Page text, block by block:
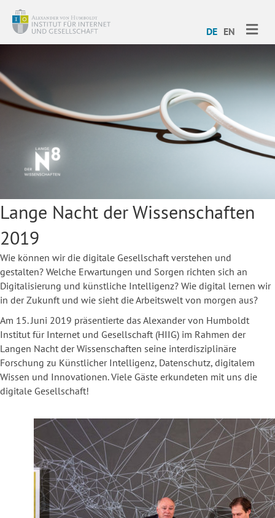
DE EN
Lange Nacht der Wissenschaften
2019
Wie können wir die digitale Gesellschaft verstehen und
gestalten? Welche Erwartungen und Sorgen richten sich an
Digitalisierung und künstliche Intelligenz? Wie digital lernen wir
in der Zukunft und wie sieht die Arbeitswelt von morgen aus?
Am 15. Juni 2019 präsentierte das Alexander von Humboldt
Institut für Internet und Gesellschaft (HIIG) im Rahmen der
Langen Nacht der Wissenschaften seine interdisziplinäre
Forschung zu Künstlicher Intelligenz, Datenschutz, digitalem
Wissen und Innovationen. Viele Gäste erkundeten mit uns die
digitale Gesellschaft!